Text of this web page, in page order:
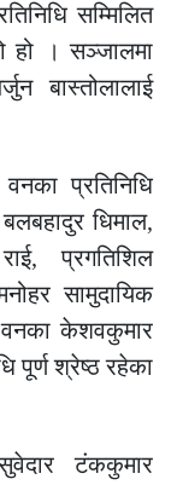
सम्मिलित
हो । सञ्जालमा
बास्तोलालाई
प्रतिनिधि
धिमाल,
प्रगतिशिल
सामुदायिक
वनका केशवकुमार
पूर्ण श्रेष्ठ रहेका
टंककुमार